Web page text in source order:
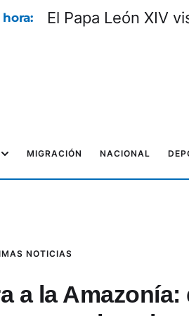
El Papa León XIV
MIGRACIÓN NACIONAL
NOTICIAS
a la